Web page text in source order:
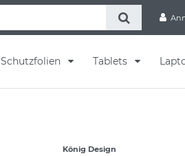
Schutzfolien Tablets
König Design